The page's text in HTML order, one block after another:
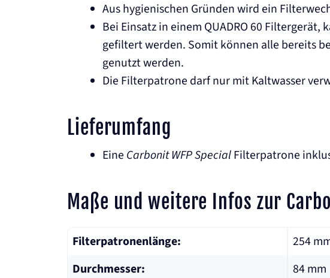
Aus hygienischen Gründen wird ein
Bei Einsatz in einem QUADRO 60
gefiltert werden. Somit können alle bereits
genutzt werden.
Die Filterpatrone darf nur mit Kaltwasser
Lieferumfang
Eine Carbonit WFP SpecialFilterpatrone
Maße und weitere Infos zur
Filterpatronenlänge:
254
Durchmesser:
84 mm